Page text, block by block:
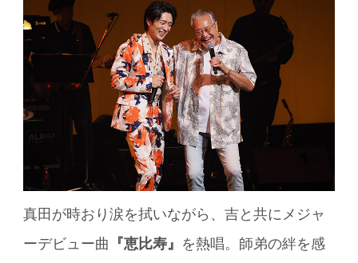
真田が時おり涙を拭いながら、吉と共にメジャ
ーデビュー曲
『恵比寿』 を熱唱。師弟の絆を感